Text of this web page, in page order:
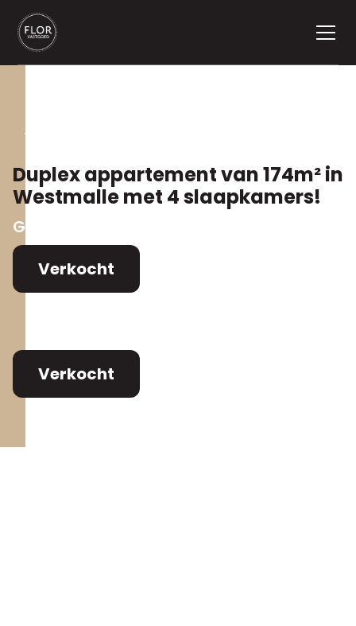
Duplex appartement van 174m² in
Westmalle met 4 slaapkamers!
Ganzenkuil 43
Verkocht
Verkocht